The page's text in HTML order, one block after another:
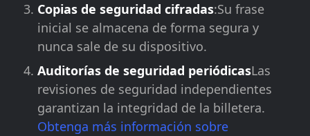
Copias de seguridad cifradas:Su frase
inicial se almacena de forma segura y
nunca sale de su dispositivo.
Auditorías de seguridad periódicasLas
revisiones de seguridad independientes
garantizan la integridad de la billetera.
Obtenga más información sobre